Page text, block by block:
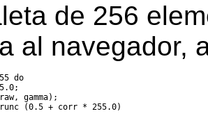
de 256
al navegador,
do
gamma);
(0.5 + corr * 255.0)